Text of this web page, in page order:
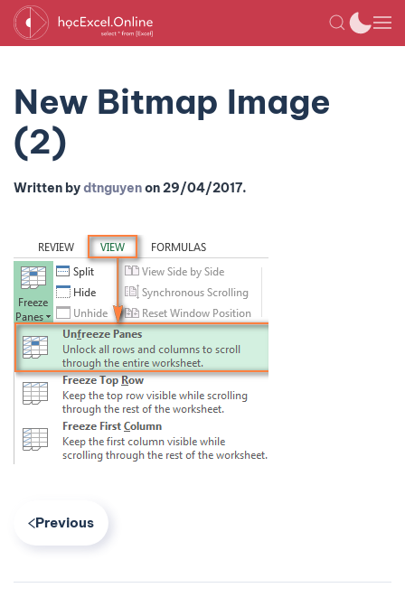
New Bitmap Image
(2)
Written bydtnguyenon29/04/2017.
Previous